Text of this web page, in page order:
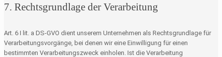
7. Rechtsgrundlage der Verarbeitung
Art. 6 I lit. a DS-GVO dient unserem Unternehmen als Rechtsgrundlage für
Verarbeitungsvorgänge, bei denen wir eine Einwilligung für einen
bestimmten Verarbeitungszweck einholen. Ist die Verarbeitung